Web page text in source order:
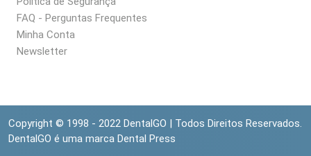
FAQ - Perguntas Frequentes
Minha Conta
Newsletter
Copyright © 1998 - 2022 DentalGO | Todos Direitos Reservados.
DentalGO é uma marca Dental Press